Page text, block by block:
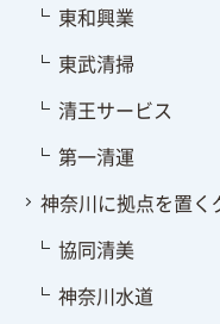
東和興業
東武清掃
清王サービス
第一清運
神奈川に拠点を置く
協同清美
神奈川水道